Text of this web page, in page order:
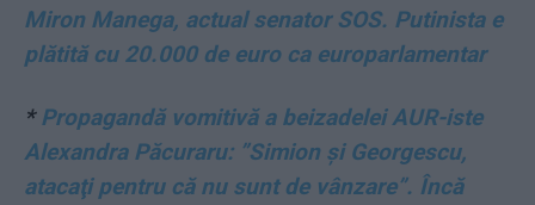
Miron Manega, actual senator SOS. Putinista e
plătită cu 20.000 de euro ca europarlamentar
*Propagandă vomitivă a beizadelei AUR-iste
Alexandra Păcuraru: ”Simion şi Georgescu,
atacaţi pentru că nu sunt de vânzare”. Încă